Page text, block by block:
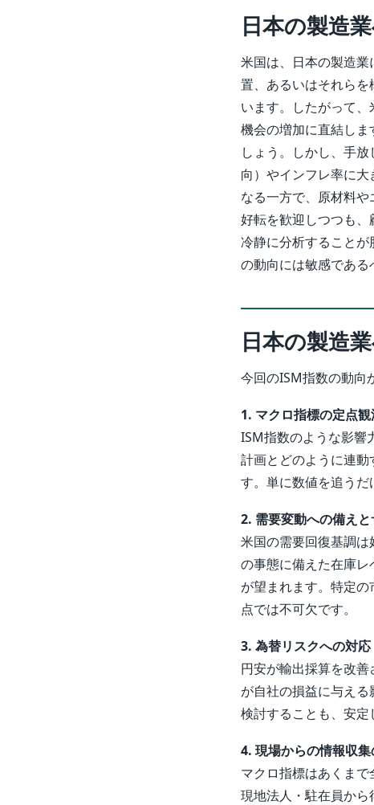
日本の製造
米国は、日本の製造
置、あるいはそれら
います。したがって
機会の増加に直結し
しょう。しかし、手
向）やインフレ率に
なる一方で、原材料
好転を歓迎しつつも
冷静に分析すること
の動向には敏感である
日本の製造
今回のISM指数の動向
1. マクロ指標の定点
ISM指数のような影響
計画とどのように連
す。単に数値を追うだ
2. 需要変動への備え
米国の需要回復基調
の事態に備えた在庫
が望まれます。特定
点では不可欠です。
3. 為替リスクへの対応
円安が輸出採算を改
が自社の損益に与え
検討することも、安定
4. 現場からの情報収
マクロ指標はあくまで
現地法人・駐在員か